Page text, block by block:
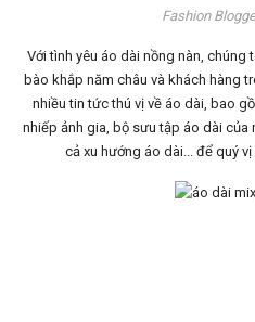
Fashion
Với tình yêu áo dài nồng nàn, chúng
bào khắp năm châu và khách hàng
nhiều tin tức thú vị về áo dài, bao
nhiếp ảnh gia, bộ sưu tập áo dài của
cả xu hướng áo dài... để quý